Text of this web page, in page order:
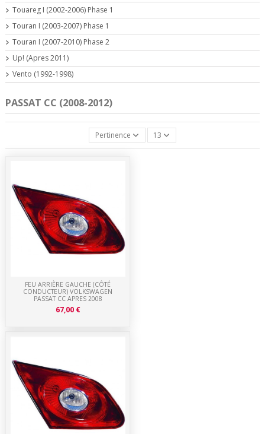
PASSAT CC (2008-2012)
Pertinence 13
FEU ARRIÈRE GAUCHE (CÔTÉ
CONDUCTEUR) VOLKSWAGEN
PASSAT CC APRES 2008
67,00 €
Touareg I (2002-2006) Phase 1
Touran I (2003-2007) Phase 1
Touran I (2007-2010) Phase 2
Up! (Apres 2011)
Vento (1992-1998)